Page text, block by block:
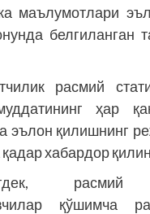
маълумотлари
белгиланган
расмий
ҳар
эълон қилишнинг
қадар хабардор
расмий
қўшимча